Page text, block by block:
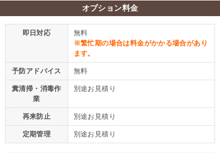
オプション料金
即日対応
無料
※繁忙期の場合は料金がかかる場合があり
ます。
予防アドバイス 無料
糞清掃・消毒作
業
別途お見積り
再来防止 別途お見積り
定期管理 別途お見積り